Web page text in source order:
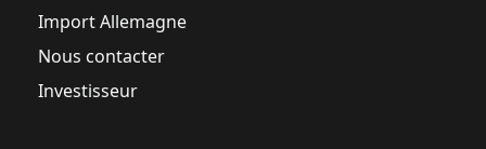
Import Allemagne
Nous contacter
Investisseur